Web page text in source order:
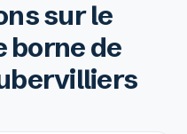
sur le
borne de